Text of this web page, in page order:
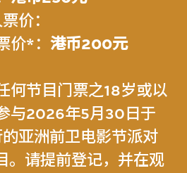
价：
价*：港币200元
何节目门票之18岁或以
与2026年5月30日于
亚洲前卫电影节派对
。请提前登记，并在观